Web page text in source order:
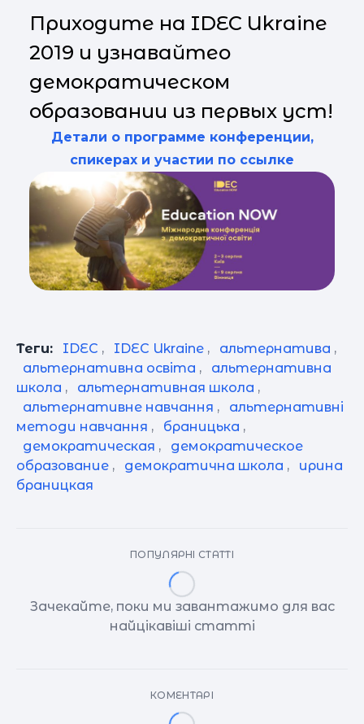
Приходите на IDEC Ukraine
2019 и узнавайтео
демократическом
образовании из первых уст!
Детали о программе конференции,
спикерах и участии по ссылке
Теги: IDEC , IDEC Ukraine , альтернатива ,
альтернативна освіта ,
альтернативна
школа , альтернативная школа ,
альтернативне навчання ,
альтернативні
методи навчання , браницька ,
демократическая ,
демократическое
образование , демократична школа ,
ирина
браницкая
ПОПУЛЯРНІ СТАТТІ
Зачекайте, поки ми завантажимо для вас
найцікавіші статті
КОМЕНТАРІ